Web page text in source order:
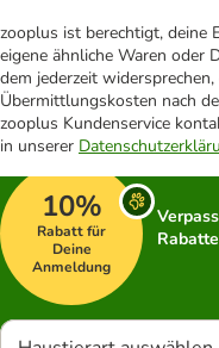
zooplus ist berechtigt,
eigene ähnliche Waren oder
dem jederzeit
Übermittlungskosten nach
zooplus Kundenservice
in unserer
10%
Rabatt für
Deine
Anmeldung